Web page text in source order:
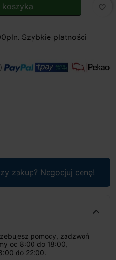
koszyka favorite_border
Szybkie płatności
zakup? Negocjuj cenę!
pomocy, zadzwoń
od 8:00 do 18:00,
do 22:00.